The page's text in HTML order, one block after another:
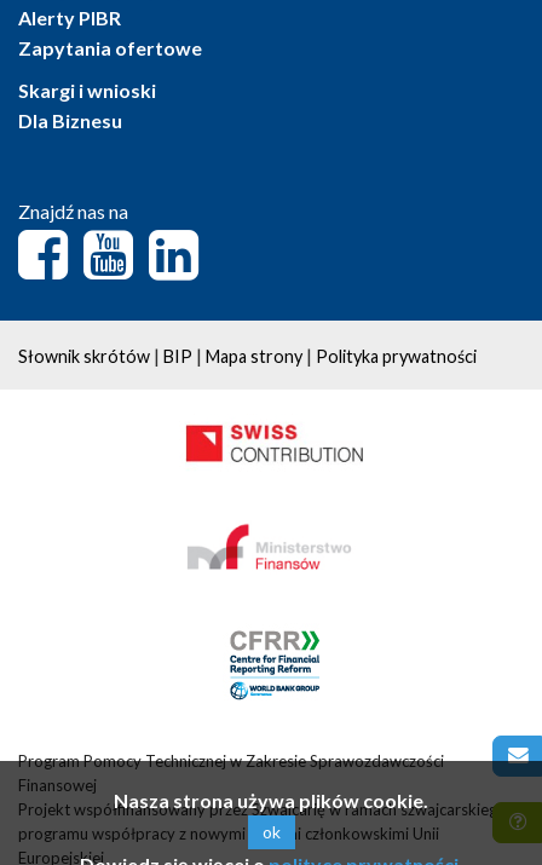
Alerty PIBR
Zapytania ofertowe
Skargi i wnioski
Dla Biznesu
Znajdź nas na
Słownik skrótów | BIP | Mapa strony | Polityka prywatności
Program Pomocy Technicznej w Zakresie Sprawozdawczości
Finansowej
Projekt współfinansowany przez Szwajcarię w ramach szwajcarskiego
programu współpracy z nowymi krajami członkowskimi Unii
Europejskiej
Nasza strona używa plików cookie.
ok